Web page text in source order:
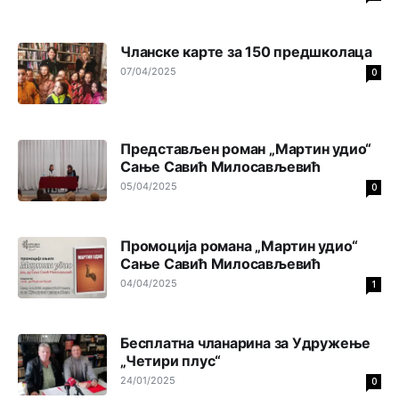
Чланске карте за 150 предшколаца
07/04/2025 0
Представљен роман „Мартин удио“
Сање Савић Милосављевић
05/04/2025 0
Промоција романа „Мартин удио“
Сање Савић Милосављевић
04/04/2025 1
Бесплатна чланарина за Удружење
„Четири плус“
24/01/2025 0
Косово више није у моди, Амери се селе у Иран.
Анонимно2806773
Анонимно2806721 7:23
Promjeni dilera
Анонимно2807323
Vise je Republika SRPSKA drzava nego Kosovo. Sa
Kosova se Srbi mogu i lijecit i skolovat i glasat u Srbij. A
niko sa 23 posto federacije to ne moze u Republici
Анонимно2807441 10:21
муслимански екстремиста,шта он има са тзв Косовом?